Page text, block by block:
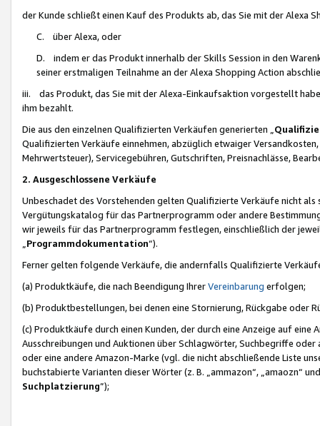
der Kunde schließt einen Kauf des Produkts ab, das Sie mit der Alexa
C. über Alexa, oder
D. indem er das Produkt innerhalb der Skills Session in den
seiner erstmaligen Teilnahme an der Alexa Shopping Action
iii. das Produkt, das Sie mit der Alexa-Einkaufsaktion vorgestellt
ihm bezahlt.
Die aus den einzelnen Qualifizierten Verkäufen generierten „
Qualifizierten Verkäufe einnehmen, abzüglich etwaiger
Mehrwertsteuer), Servicegebühren, Gutschriften, Preisnachlässe,
2. Ausgeschlossene Verkäufe
Unbeschadet des Vorstehenden gelten Qualifizierte Verkäufe nicht
Vergütungskatalog für das Partnerprogramm oder andere
wir jeweils für das Partnerprogramm festlegen, einschließlich der
Programmdokumentation“).
Ferner gelten folgende Verkäufe, die andernfalls Qualifizierte
(a) Produktkäufe, die nach Beendigung IhrerVereinbarung erfolgen;
(b) Produktbestellungen, bei denen eine Stornierung, Rückgabe oder
(c) Produktkäufe durch einen Kunden, der durch eine Anzeige auf
Ausschreibungen und Auktionen über Schlagwörter, Suchbegriffe
oder eine andere Amazon-Marke (vgl. die nicht abschließende Liste
buchstabierte Varianten dieser Wörter (z. B. „ammazon“, „amaozn“
Suchplatzierung”);